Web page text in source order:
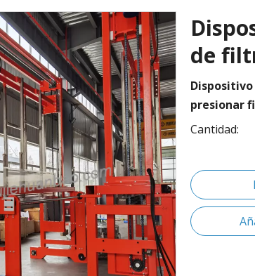
de
presionar
Cantidad: